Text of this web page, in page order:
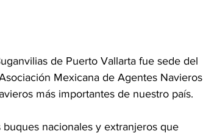
de Puerto Vallarta fue sede del
Mexicana de Agentes Navieros
más importantes de nuestro país.
nacionales y extranjeros que